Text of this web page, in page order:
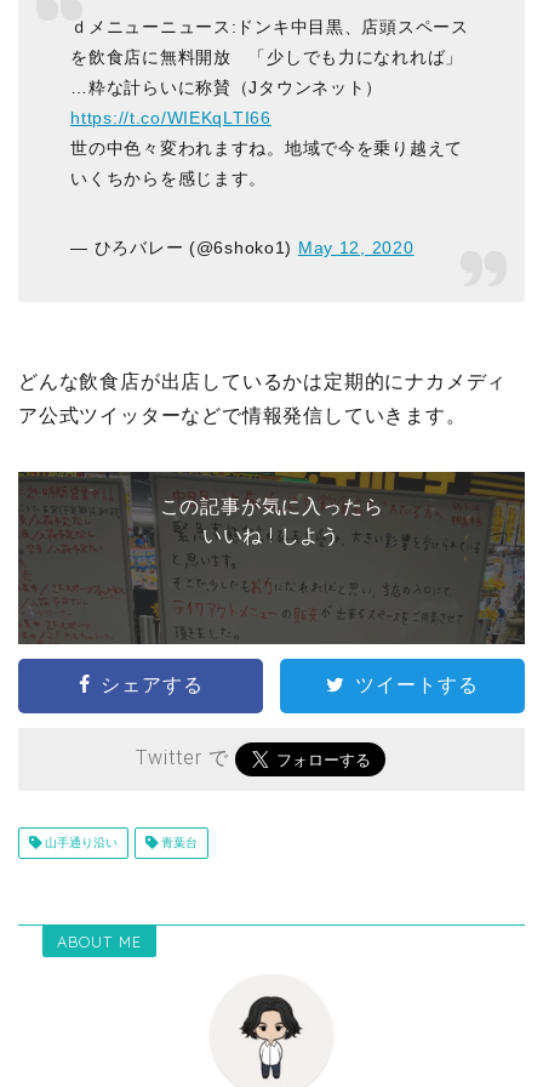
ｄメニューニュース:ドンキ中目黒、店頭スペース
を飲食店に無料開放 「少しでも力になれれば」
…粋な計らいに称賛（Jタウンネット）
https://t.co/WIEKqLTI66
世の中色々変われますね。地域で今を乗り越えて
いくちからを感じます。
— ひろバレー (@6shoko1) May 12, 2020
どんな飲食店が出店しているかは定期的にナカメディ
ア公式ツイッターなどで情報発信していきます。
この記事が気に入ったら
いいね ! しよう
シェアする ツイートする
Twitter で
山手通り沿い 青葉台
ABOUT ME